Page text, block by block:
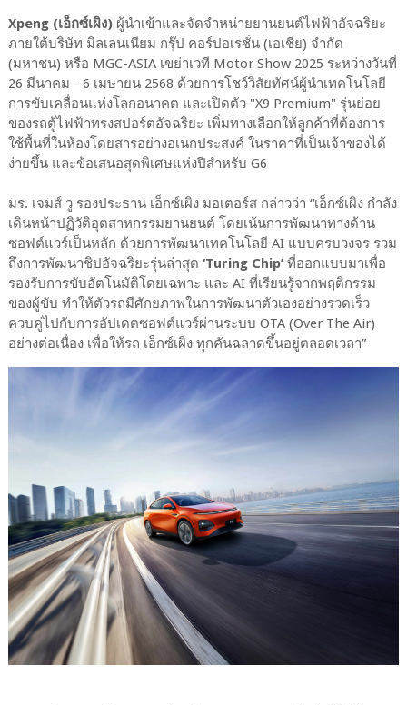
Xpeng (เอ็กซ์เผิง)ผู้นำเข้าและจัดจำหน่ายยานยนต์ไฟฟ้าอัจฉริยะ
ภายใต้บริษัท มิลเลนเนียม กรุ๊ป คอร์ปอเรชั่น (เอเชีย) จำกัด
(มหาชน) หรือ MGC-ASIA เขย่าเวที Motor Show 2025 ระหว่างวันที่
26 มีนาคม - 6 เมษายน 2568 ด้วยการโชว์วิสัยทัศน์ผู้นำเทคโนโลยี
การขับเคลื่อนแห่งโลกอนาคต และเปิดตัว "X9 Premium" รุ่นย่อย
ของรถตู้ไฟฟ้าทรงสปอร์ตอัจฉริยะ เพิ่มทางเลือกให้ลูกค้าที่ต้องการ
ใช้พื้นที่ในห้องโดยสารอย่างอเนกประสงค์ ในราคาที่เป็นเจ้าของได้
ง่ายขึ้น และข้อเสนอสุดพิเศษแห่งปีสำหรับ G6
มร. เจมส์ วู รองประธาน เอ็กซ์เผิง มอเตอร์ส กล่าวว่า “เอ็กซ์เผิง กำลัง
เดินหน้าปฏิวัติอุตสาหกรรมยานยนต์ โดยเน้นการพัฒนาทางด้าน
ซอฟต์แวร์เป็นหลัก ด้วยการพัฒนาเทคโนโลยี AI แบบครบวงจร รวม
ถึงการพัฒนาชิปอัจฉริยะรุ่นล่าสุด ‘Turing Chip’ที่ออกแบบมาเพื่อ
รองรับการขับอัตโนมัติโดยเฉพาะ และ AI ที่เรียนรู้จากพฤติกรรม
ของผู้ขับ ทำให้ตัวรถมีศักยภาพในการพัฒนาตัวเองอย่างรวดเร็ว
ควบคู่ไปกับการอัปเดตซอฟต์แวร์ผ่านระบบ OTA (Over The Air)
อย่างต่อเนื่อง เพื่อให้รถ เอ็กซ์เผิง ทุกคันฉลาดขึ้นอยู่ตลอดเวลา”